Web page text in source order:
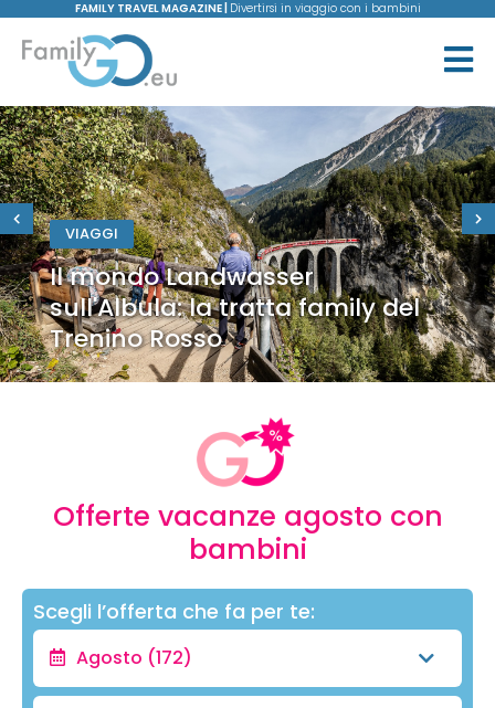
FAMILY TRAVEL MAGAZINE | Divertirsi in viaggio con i bambini
VIAGGI
Il mondo Landwasser
sull'Albula: la tratta family del
Trenino Rosso
Offerte vacanze agosto con
bambini
Scegli l’offerta che fa per te:
Agosto (172)